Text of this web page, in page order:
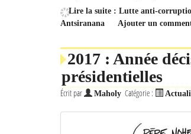
Lire la suite : Lutte anti-
Antsiranana
Ajouter un
2017 : Année
présidentielles
Écrit par Maholy Catégorie :